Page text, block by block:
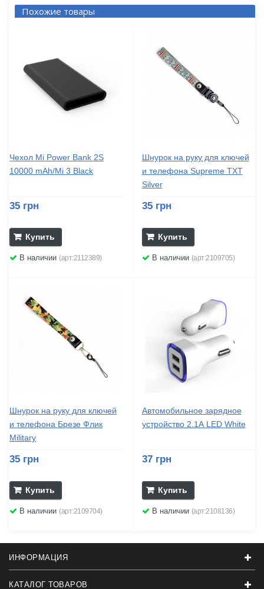
Похожие товары
Чехол Mi Power Bank 2S
10000 mAh/Mi 3 Black
35 грн
Купить
В наличии (арт:2112389)
Шнурок на руку для ключей
и телефона Supreme TXT
Silver
35 грн
Купить
В наличии (арт:2109705)
Шнурок на руку для ключей
и телефона Брезе Флик
Military
35 грн
Купить
В наличии (арт:2109704)
Автомобильное зарядное
устройство 2.1А LED White
37 грн
Купить
В наличии (арт:2108136)
ИНФОРМАЦИЯ
КАТАЛОГ ТОВАРОВ